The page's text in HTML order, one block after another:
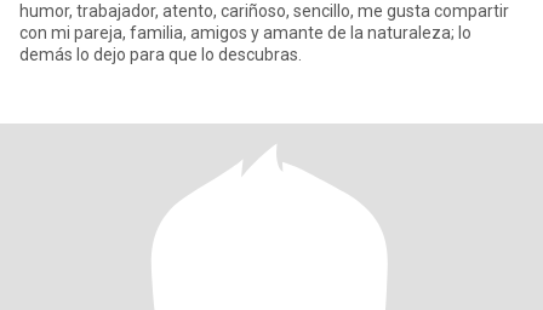
humor, trabajador, atento, cariñoso, sencillo, me gusta compartir
con mi pareja, familia, amigos y amante de la naturaleza; lo
demás lo dejo para que lo descubras.